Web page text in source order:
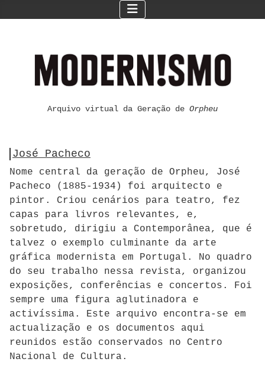
Arquivo virtual da Geração de Orpheu
José Pacheco
Nome central da geração de Orpheu, José
Pacheco (1885-1934) foi arquitecto e
pintor. Criou cenários para teatro, fez
capas para livros relevantes, e,
sobretudo, dirigiu a Contemporânea, que é
talvez o exemplo culminante da arte
gráfica modernista em Portugal. No quadro
do seu trabalho nessa revista, organizou
exposições, conferências e concertos. Foi
sempre uma figura aglutinadora e
activíssima. Este arquivo encontra-se em
actualização e os documentos aqui
reunidos estão conservados no Centro
Nacional de Cultura.